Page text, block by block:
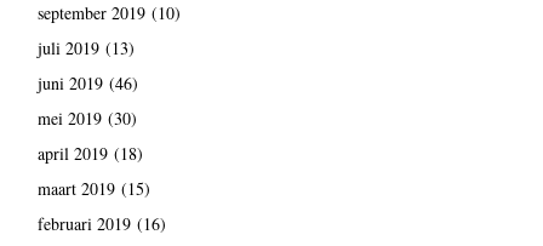
september 2019(10)
juli 2019(13)
juni 2019(46)
mei 2019(30)
april 2019(18)
maart 2019(15)
februari 2019(16)